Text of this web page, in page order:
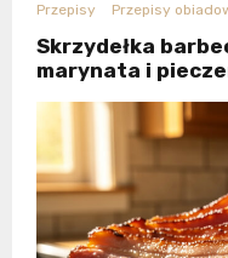
Przepisy Przepisy
Skrzydełka
marynata i